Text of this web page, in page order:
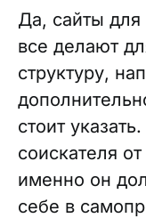
Да, сайты
все делают
структуру,
стоит
соискателя
именно он
себе в